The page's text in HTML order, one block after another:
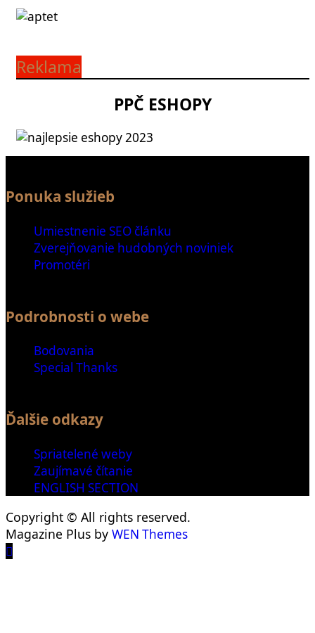
Reklama
PPČ ESHOPY
Ponuka služieb
Umiestnenie SEO článku
Zverejňovanie hudobných noviniek
Promotéri
Podrobnosti o webe
Bodovania
Special Thanks
Ďalšie odkazy
Spriatelené weby
Zaujímavé čítanie
ENGLISH SECTION
Copyright © All rights reserved.
Magazine Plus by WEN Themes